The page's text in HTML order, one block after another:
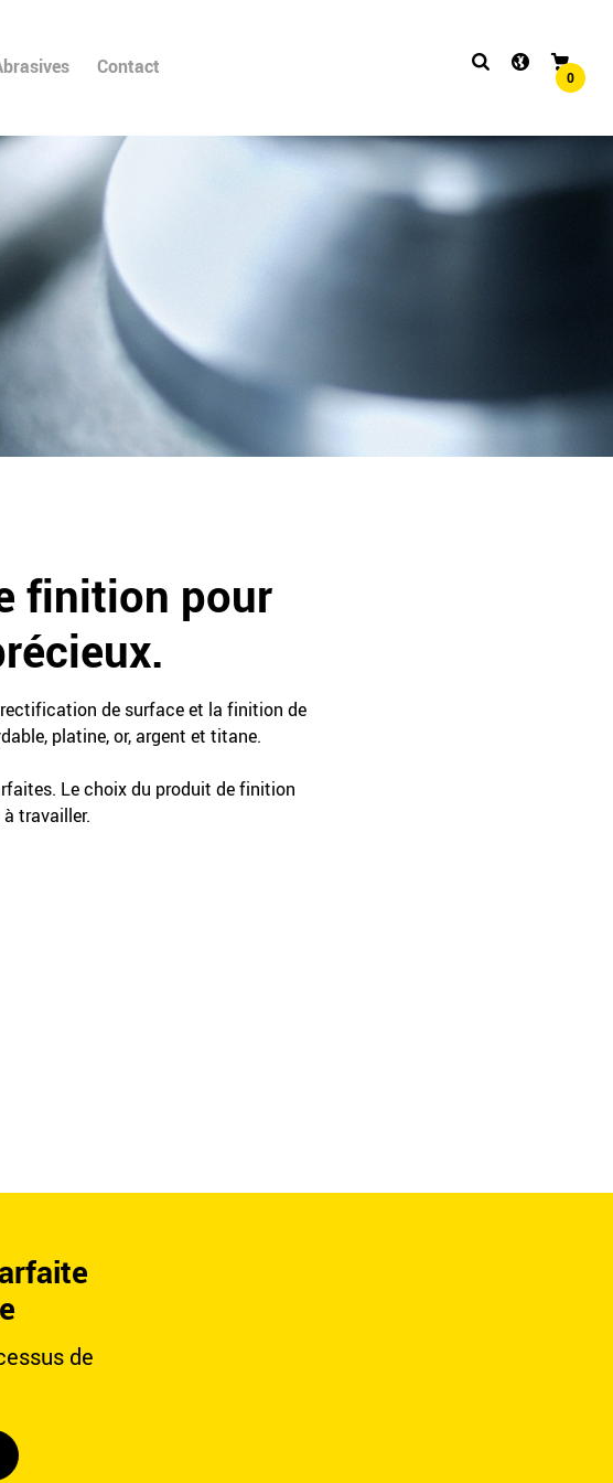
Contact 0
finition pour
de surface et la finition de
platine, or, argent et titane.
Le choix du produit de finition
travailler.
de